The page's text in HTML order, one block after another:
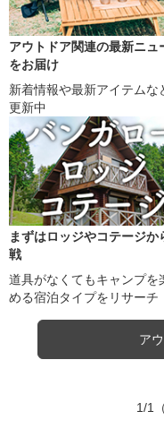
アウトドア関連の最新ニュ
をお届け
新着情報や最新アイテムな
更新中
まずはロッジやコテージか
戦
道具がなくてもキャンプを
める宿泊タイプをリサーチ
ア
1/1